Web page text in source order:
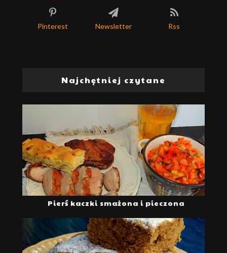
Pinterest Newsletter Rss
Najchętniej czytane
Pierś kaczki smażona i pieczona